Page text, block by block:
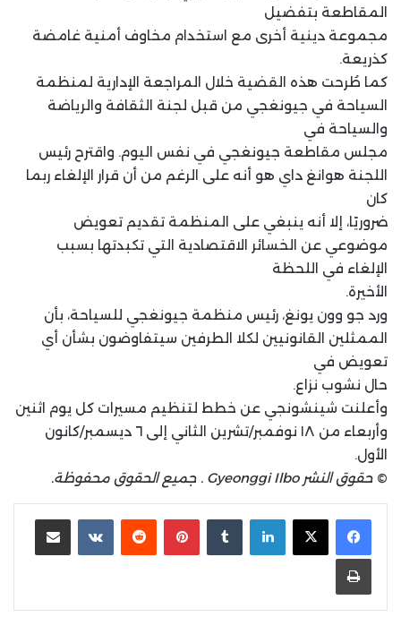
المقاطعة بتفضيل
مجموعة دينية أخرى مع استخدام مخاوف أمنية غامضة
كذريعة.
كما طُرحت هذه القضية خلال المراجعة الإدارية لمنظمة
السياحة في جيونغجي من قبل لجنة الثقافة والرياضة
والسياحة في
مجلس مقاطعة جيونغجي في نفس اليوم. واقترح رئيس
اللجنة هوانغ داي هو أنه على الرغم من أن قرار الإلغاء ربما
كان
ضروريًا، إلا أنه ينبغي على المنظمة تقديم تعويض
موضوعي عن الخسائر الاقتصادية التي تكبدتها بسبب
الإلغاء في اللحظة
الأخيرة.
ورد جو وون يونغ، رئيس منظمة جيونغجي للسياحة، بأن
الممثلين القانونيين لكلا الطرفين سيتفاوضون بشأن أي
تعويض في
حال نشوب نزاع.
وأعلنت شينشونجي عن خطط لتنظيم مسيرات كل يوم اثنين
وأربعاء من ١٨ نوفمبر/تشرين الثاني إلى ٦ ديسمبر/كانون
الأول.
© حقوق النشر Gyeonggi Ilbo . جميع الحقوق محفوظة.
لينكدإن بينتيريست مشاركة عبر البريد
طباعة